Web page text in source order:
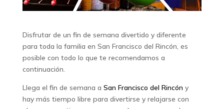
Disfrutar de un fin de semana divertido y diferente
para toda la familia en San Francisco del Rincón, es
posible con todo lo que te recomendamos a
continuación.
Llega el fin de semana a San Francisco del Rincón y
hay más tiempo libre para divertirse y relajarse con